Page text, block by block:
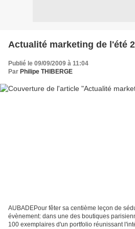
Actualité marketing de l'été
Publié le 09/09/2009 à 11:04
Par Philipe THIBERGE
AUBADEPour fêter sa centième leçon de
évènement: dans une des boutiques
100 exemplaires d'un portfolio réunissant